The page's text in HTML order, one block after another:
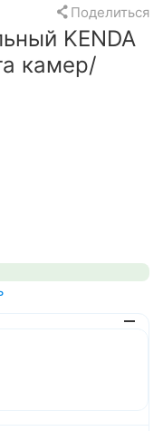
Поделиться
KENDA
камер/